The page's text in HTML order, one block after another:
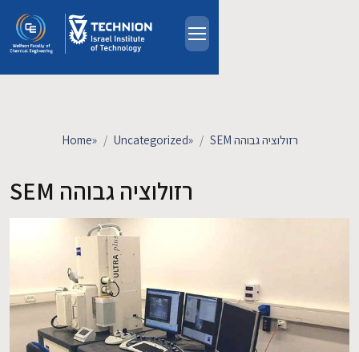
About
Industrial Affiliates
Home» Uncategorized» SEM רזולוציה גבוהה
SEM רזולוציה גבוהה